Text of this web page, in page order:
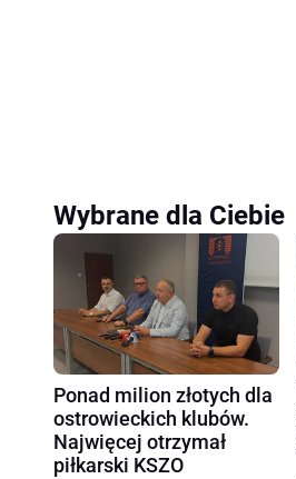
Wybrane dla Ciebie
Ponad milion złotych dla
ostrowieckich klubów.
Najwięcej otrzymał
piłkarski KSZO